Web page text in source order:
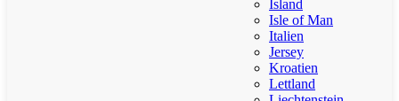
Island
Isle of Man
Italien
Jersey
Kroatien
Lettland